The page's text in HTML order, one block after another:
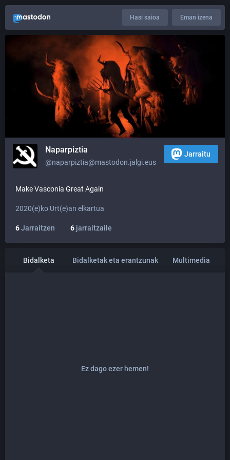
Hasi saioa Eman izena
Naparpiztia
@naparpiztia@mastodon.jalgi.eus
Jarraitu
Make Vasconia Great Again
2020(e)ko Urt(e)an elkartua
6Jarraitzen 6 jarraitzaile
Bidalketa Bidalketak eta erantzunak Multimedia
Ez dago ezer hemen!